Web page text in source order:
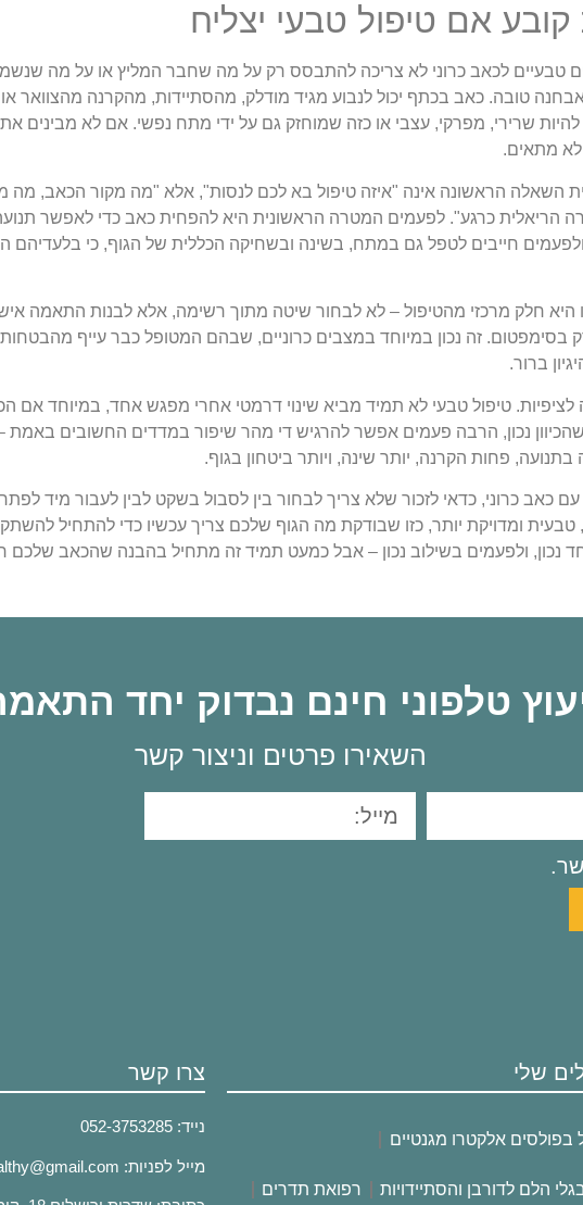
אם טיפול טבעי יצליח
בין 5 טיפולים טבעיים לכאב כרוני לא צריכה להתבסס רק על מה שחבר המליץ או על מה
טובה. כאב בכתף יכול לנבוע מגיד מודלק, מהסתיידות, מהקרנה מהצוואר
להיות שרירי, מפרקי, עצבי או כזה שמוחזק גם על ידי מתח נפשי. אם לא מבינים
לא מתאים.
השאלה הראשונה אינה "איזה טיפול בא לכם לנסות", אלא "מה מקור הכאב, מה
הריאלית כרגע". לפעמים המטרה הראשונית היא להפחית כאב כדי לאפשר
חייבים לטפל גם במתח, בשינה ובשחיקה הכללית של הגוף, כי בלעדיהם
היא חלק מרכזי מהטיפול – לא לבחור שיטה מתוך רשימה, אלא לבנות התאמה
בסימפטום. זה נכון במיוחד במצבים כרוניים, שבהם המטופל כבר עייף
ברור.
לציפיות. טיפול טבעי לא תמיד מביא שינוי דרמטי אחרי מפגש אחד, במיוחד אם
נכון, הרבה פעמים אפשר להרגיש די מהר שיפור במדדים החשובים באמת
פחות הקרנה, יותר שינה, ויותר ביטחון בגוף.
כרוני, כדאי לזכור שלא צריך לבחור בין לסבול בשקט לבין לעבור מיד
טבעית ומדויקת יותר, כזו שבודקת מה הגוף שלכם צריך עכשיו כדי להתחיל
נכון, ולפעמים בשילוב נכון – אבל כמעט תמיד זה מתחיל בהבנה שהכאב שלכם
טלפוני חינם נבדוק יחד
השאירו פרטים וניצור קשר
שלי
בפולסים אלקטרו מגנטיים
הלם לדורבן והסתיידויות רפואת תדרים
צרו קשר
נייד: 052-3753285
מייל לפניות: